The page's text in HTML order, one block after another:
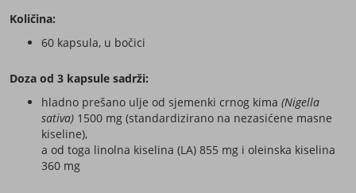
Količina:
60 kapsula, u bočici
Doza od 3 kapsule sadrži:
hladno prešano ulje od sjemenki crnog kima (Nigella
sativa) 1500 mg (standardizirano na nezasićene masne
kiseline),
a od toga linolna kiselina (LA) 855 mg i oleinska kiselina
360 mg